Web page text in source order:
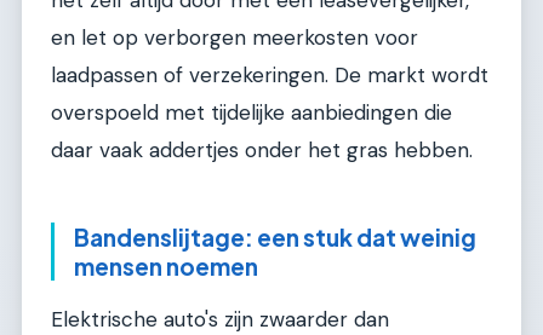
en let op verborgen meerkosten voor
laadpassen of verzekeringen. De markt wordt
overspoeld met tijdelijke aanbiedingen die
daar vaak addertjes onder het gras hebben.
Bandenslijtage: een stuk dat weinig
mensen noemen
Elektrische auto's zijn zwaarder dan